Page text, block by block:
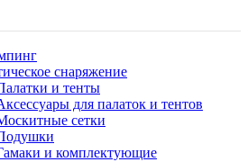
снаряжение
и тенты
для палаток и тентов
сетки
и комплектующие